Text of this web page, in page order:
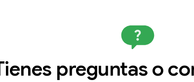
preguntas o